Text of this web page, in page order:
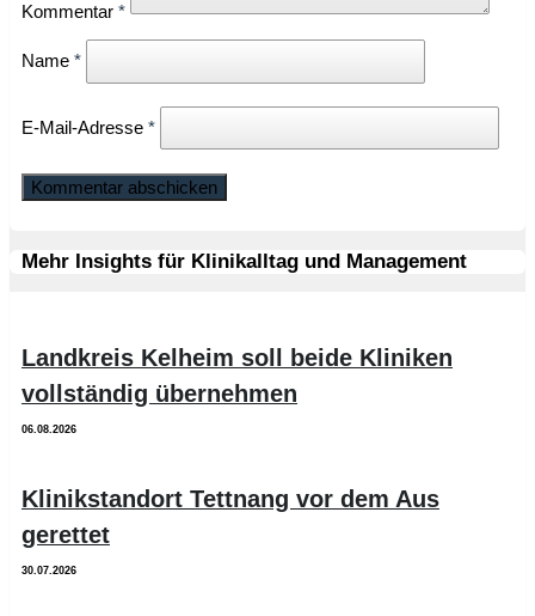
Kommentar *
Name *
E-Mail-Adresse *
Mehr Insights für Klinikalltag und Management
Landkreis Kelheim soll beide Kliniken
vollständig übernehmen
06.08.2026
Klinikstandort Tettnang vor dem Aus
gerettet
30.07.2026